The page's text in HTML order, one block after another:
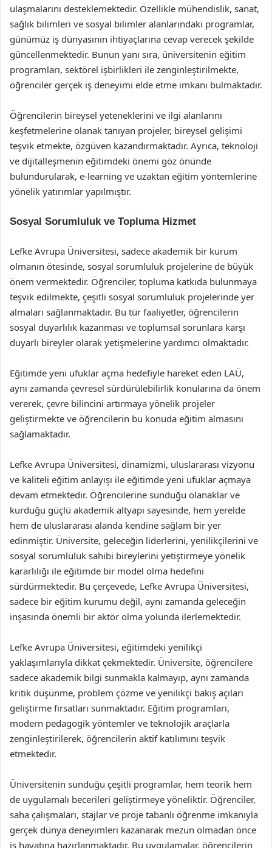
ulaşmalarını desteklemektedir. Özellikle mühendislik, sanat,
sağlık bilimleri ve sosyal bilimler alanlarındaki programlar,
günümüz iş dünyasının ihtiyaçlarına cevap verecek şekilde
güncellenmektedir. Bunun yanı sıra, üniversitenin eğitim
programları, sektörel işbirlikleri ile zenginleştirilmekte,
öğrenciler gerçek iş deneyimi elde etme imkanı bulmaktadır.
Öğrencilerin bireysel yeteneklerini ve ilgi alanlarını
keşfetmelerine olanak tanıyan projeler, bireysel gelişimi
teşvik etmekte, özgüven kazandırmaktadır. Ayrıca, teknoloji
ve dijitalleşmenin eğitimdeki önemi göz önünde
bulundurularak, e-learning ve uzaktan eğitim yöntemlerine
yönelik yatırımlar yapılmıştır.
Sosyal Sorumluluk ve Topluma Hizmet
Lefke Avrupa Üniversitesi, sadece akademik bir kurum
olmanın ötesinde, sosyal sorumluluk projelerine de büyük
önem vermektedir. Öğrenciler, topluma katkıda bulunmaya
teşvik edilmekte, çeşitli sosyal sorumluluk projelerinde yer
almaları sağlanmaktadır. Bu tür faaliyetler, öğrencilerin
sosyal duyarlılık kazanması ve toplumsal sorunlara karşı
duyarlı bireyler olarak yetişmelerine yardımcı olmaktadır.
Eğitimde yeni ufuklar açma hedefiyle hareket eden LAÜ,
aynı zamanda çevresel sürdürülebilirlik konularına da önem
vererek, çevre bilincini artırmaya yönelik projeler
geliştirmekte ve öğrencilerin bu konuda eğitim almasını
sağlamaktadır.
Lefke Avrupa Üniversitesi, dinamizmi, uluslararası vizyonu
ve kaliteli eğitim anlayışı ile eğitimde yeni ufuklar açmaya
devam etmektedir. Öğrencilerine sunduğu olanaklar ve
kurduğu güçlü akademik altyapı sayesinde, hem yerelde
hem de uluslararası alanda kendine sağlam bir yer
edinmiştir. Üniversite, geleceğin liderlerini, yenilikçilerini ve
sosyal sorumluluk sahibi bireylerini yetiştirmeye yönelik
kararlılığı ile eğitimde bir model olma hedefini
sürdürmektedir. Bu çerçevede, Lefke Avrupa Üniversitesi,
sadece bir eğitim kurumu değil, aynı zamanda geleceğin
inşasında önemli bir aktör olma yolunda ilerlemektedir.
Lefke Avrupa Üniversitesi, eğitimdeki yenilikçi
yaklaşımlarıyla dikkat çekmektedir. Üniversite, öğrencilere
sadece akademik bilgi sunmakla kalmayıp, aynı zamanda
kritik düşünme, problem çözme ve yenilikçi bakış açıları
geliştirme fırsatları sunmaktadır. Eğitim programları,
modern pedagogik yöntemler ve teknolojik araçlarla
zenginleştirilerek, öğrencilerin aktif katılımını teşvik
etmektedir.
Üniversitenin sunduğu çeşitli programlar, hem teorik hem
de uygulamalı becerileri geliştirmeye yöneliktir. Öğrenciler,
saha çalışmaları, stajlar ve proje tabanlı öğrenme imkanıyla
gerçek dünya deneyimleri kazanarak mezun olmadan önce
iş hayatına hazırlanmaktadır. Bu uygulamalar, öğrencilerin